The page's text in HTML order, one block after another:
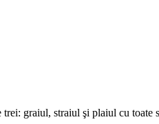
trei: graiul, straiul şi plaiul cu toate